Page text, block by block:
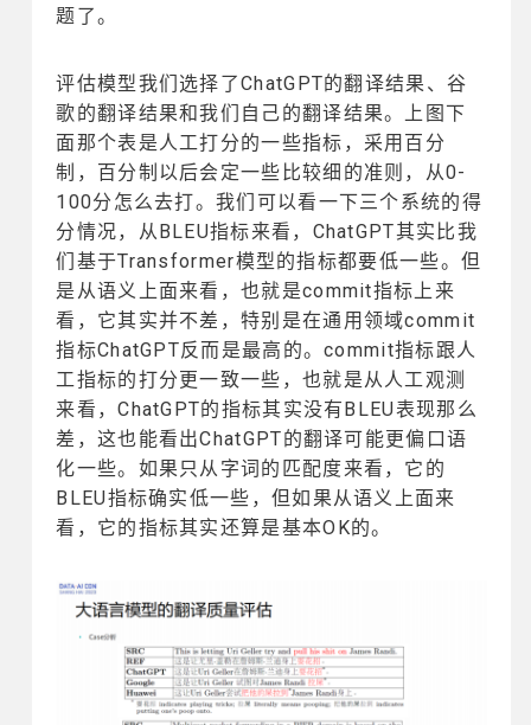
题了。
评估模型我们选择了ChatGPT的翻译结果、谷
歌的翻译结果和我们自己的翻译结果。上图下
面那个表是人工打分的一些指标，采用百分
制，百分制以后会定一些比较细的准则，从0-
100分怎么去打。我们可以看一下三个系统的得
分情况，从BLEU指标来看，ChatGPT其实比我
们基于Transformer模型的指标都要低一些。但
是从语义上面来看，也就是commit指标上来
看，它其实并不差，特别是在通用领域commit
指标ChatGPT反而是最高的。commit指标跟人
工指标的打分更一致一些，也就是从人工观测
来看，ChatGPT的指标其实没有BLEU表现那么
差，这也能看出ChatGPT的翻译可能更偏口语
化一些。如果只从字词的匹配度来看，它的
BLEU指标确实低一些，但如果从语义上面来
看，它的指标其实还算是基本OK的。